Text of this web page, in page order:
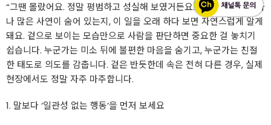
“그땐 몰랐어요. 정말 평범하고 성실해 보였거든요.” 그 한마디에 얼마
나 많은 사연이 숨어 있는지, 이 일을 오래 하다 보면 자연스럽게 알게
돼요. 겉으로 보이는 모습만으로 사람을 판단하면 중요한 걸 놓치기
쉽습니다. 누군가는 미소 뒤에 불편한 마음을 숨기고, 누군가는 친절
한 태도로 의도를 감춥니다. 겉은 반듯한데 속은 전혀 다른 경우, 실제
현장에서도 정말 자주 마주합니다.
1. 말보다 ‘일관성 없는 행동’을 먼저 보세요